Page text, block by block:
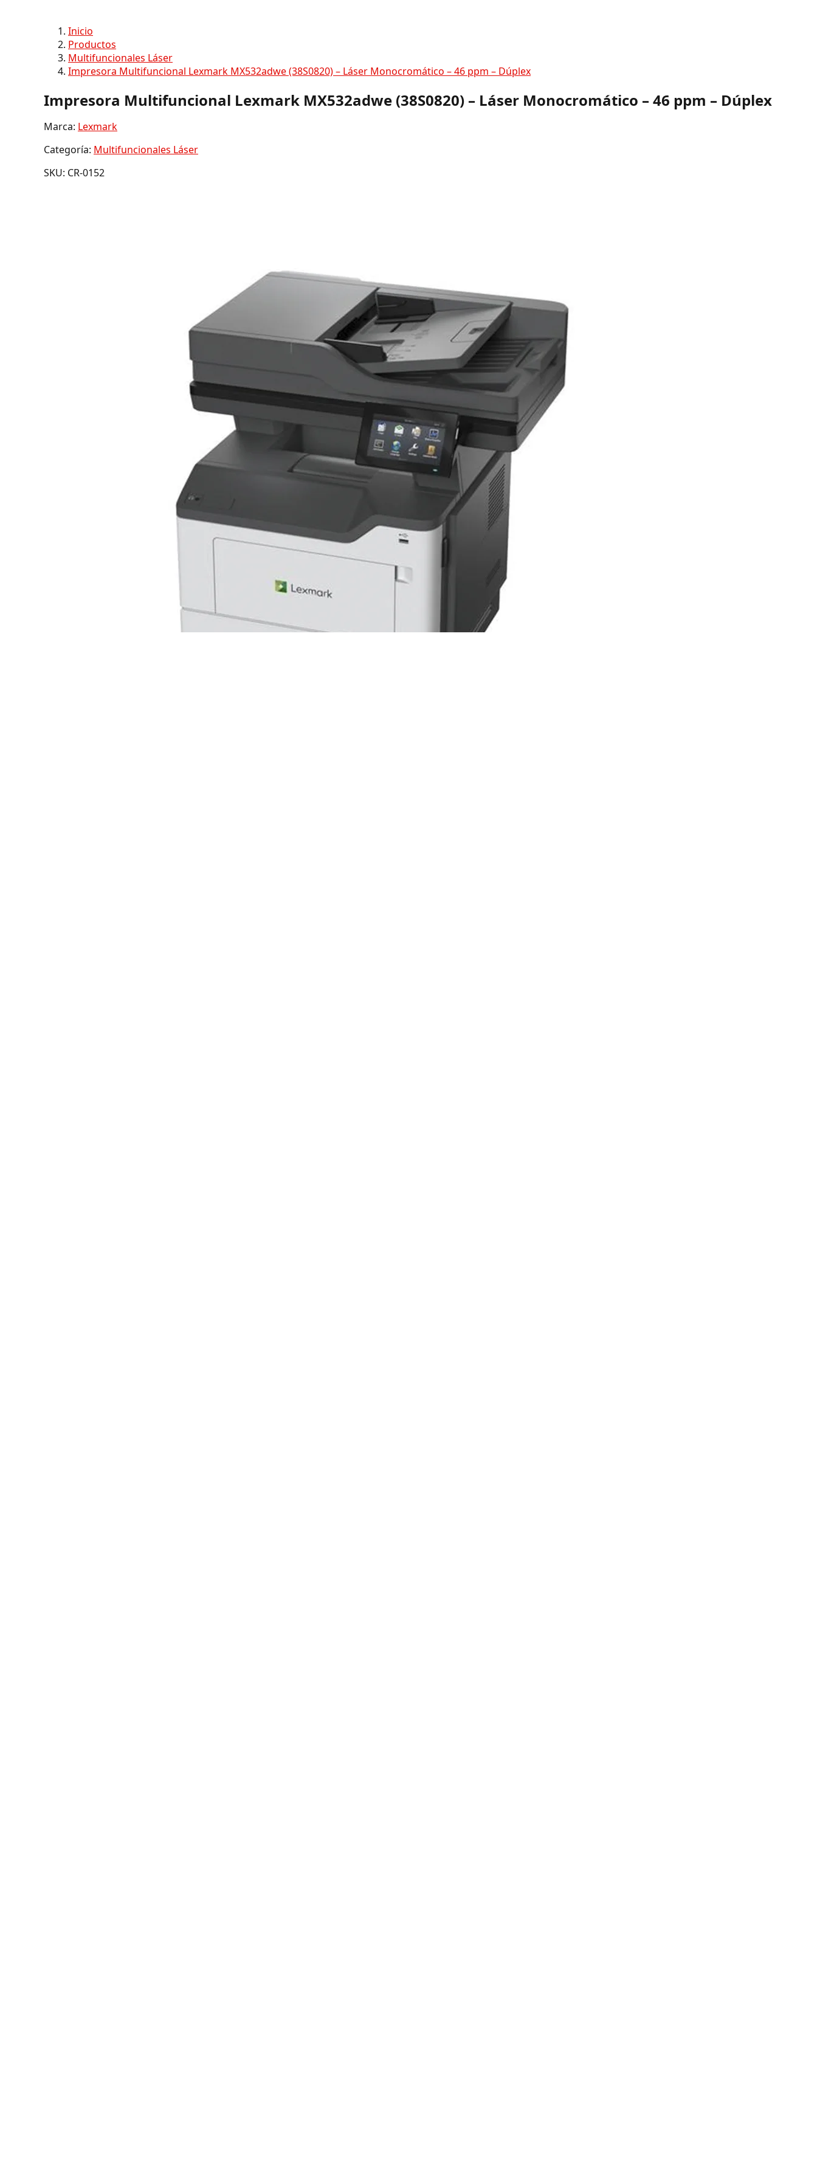
Inicio
Productos
Multifuncionales Láser
Impresora Multifuncional Lexmark MX532adwe (38S0820) – Láser Monocromático – 46 ppm – Dúplex
Impresora Multifuncional Lexmark MX532adwe (38S0820) – Láser Monocromático – 46 ppm – Dúplex
Marca: Lexmark
Categoría: Multifuncionales Láser
SKU: CR-0152